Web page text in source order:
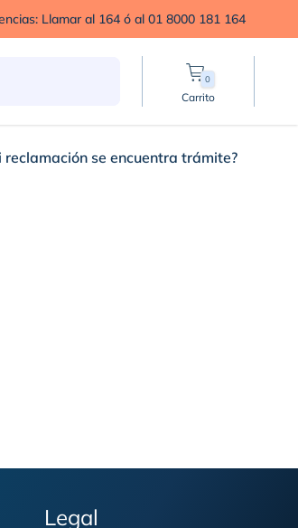
Llamar al 164 ó al 01 8000 181 164
0
Carrito
se encuentra trámite?
Legal